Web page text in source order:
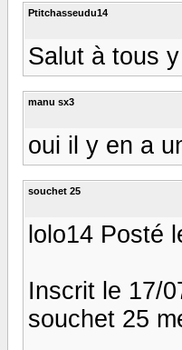
Ptitchasseudu14
Salut à tous
manu sx3
oui il y en a
souchet 25
lolo14 Posté
Inscrit le 17/
souchet 25